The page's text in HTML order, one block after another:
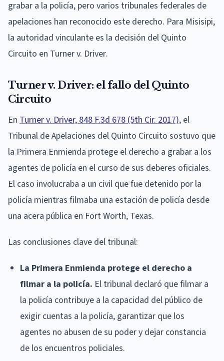
grabar a la policía, pero varios tribunales federales de
apelaciones han reconocido este derecho. Para Misisipi,
la autoridad vinculante es la decisión del Quinto
Circuito en Turner v. Driver.
Turner v. Driver: el fallo del Quinto
Circuito
En Turner v. Driver, 848 F.3d 678 (5th Cir. 2017), el
Tribunal de Apelaciones del Quinto Circuito sostuvo que
la Primera Enmienda protege el derecho a grabar a los
agentes de policía en el curso de sus deberes oficiales.
El caso involucraba a un civil que fue detenido por la
policía mientras filmaba una estación de policía desde
una acera pública en Fort Worth, Texas.
Las conclusiones clave del tribunal:
La Primera Enmienda protege el derecho a
filmar a la policía. El tribunal declaró que filmar a
la policía contribuye a la capacidad del público de
exigir cuentas a la policía, garantizar que los
agentes no abusen de su poder y dejar constancia
de los encuentros policiales.